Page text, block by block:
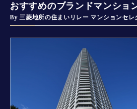
おすすめのブランドマンショ
By 三菱地所の住まいリレー マンションセレ